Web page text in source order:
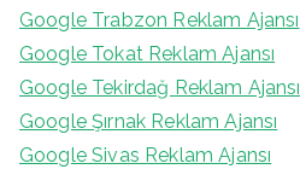
Google Trabzon Reklam Ajansı
Google Tokat Reklam Ajansı
Google Tekirdağ Reklam Ajansı
Google Şırnak Reklam Ajansı
Google Sivas Reklam Ajansı